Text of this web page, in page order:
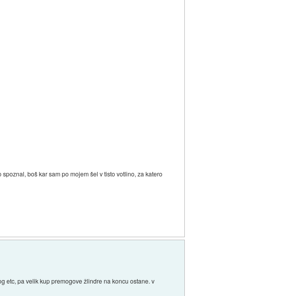
boš kar sam po mojem šel v tisto votlino, za katero
etc, pa velik kup premogove žlindre na koncu ostane. v